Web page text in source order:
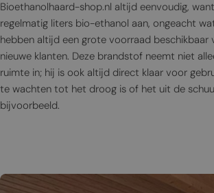
Bioethanolhaard-shop.nl altijd eenvoudig,
regelmatig liters bio-ethanol aan, ongeacht
hebben altijd een grote voorraad beschikbaar
nieuwe klanten. Deze brandstof neemt niet
ruimte in; hij is ook altijd direct klaar voor
te wachten tot het droog is of het uit de
bijvoorbeeld.